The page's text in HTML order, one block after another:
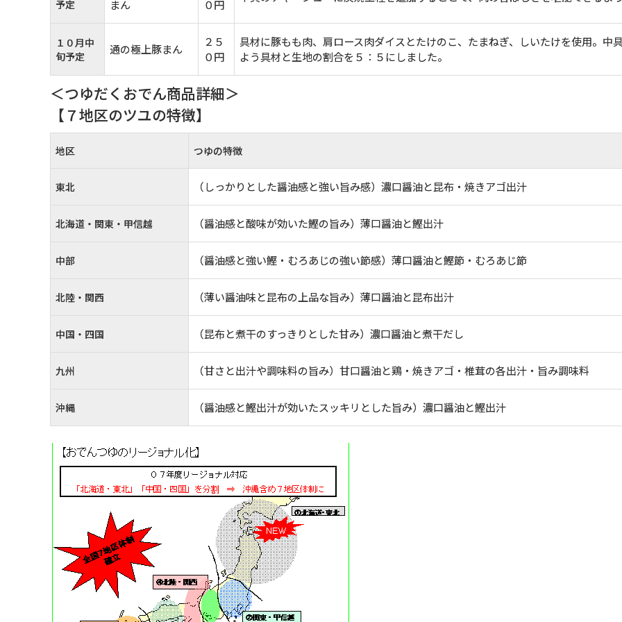
予定
まん
０円
１０月中
旬予定
通の極上豚まん
２５
０円
具材に豚もも肉、肩ロース肉ダイスとたけのこ、たまねぎ、しいたけを使用。中
よう具材と生地の割合を５：５にしました。
＜つゆだくおでん商品詳細＞
【７地区のツユの特徴】
地区 つゆの特徴
東北 （しっかりとした醤油感と強い旨み感）濃口醤油と昆布・焼きアゴ出汁
北海道・関東・甲信越 （醤油感と酸味が効いた鰹の旨み）薄口醤油と鰹出汁
中部 （醤油感と強い鰹・むろあじの強い節感）薄口醤油と鰹節・むろあじ節
北陸・関西 （薄い醤油味と昆布の上品な旨み）薄口醤油と昆布出汁
中国・四国 （昆布と煮干のすっきりとした甘み）濃口醤油と煮干だし
九州 （甘さと出汁や調味料の旨み）甘口醤油と鶏・焼きアゴ・椎茸の各出汁・旨み調味料
沖縄 （醤油感と鰹出汁が効いたスッキリとした旨み）濃口醤油と鰹出汁